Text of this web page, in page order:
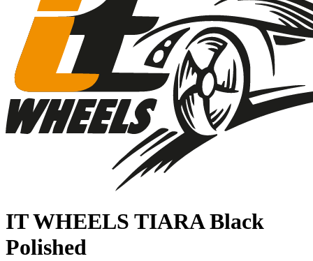
IT WHEELS TIARA Black
Polished